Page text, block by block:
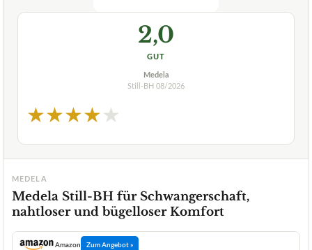
2,0
GUT
Medela
Still-BH 08/2026
★★★★★
MEDELA
Medela Still-BH für Schwangerschaft,
nahtloser und bügelloser Komfort
Amazon Zum Angebot »